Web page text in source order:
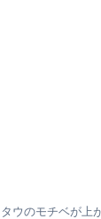
ウのモチベが上